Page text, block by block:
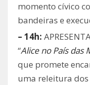
momento cívico
bandeiras e
– 14h:
“Alice no País das
que promete
uma releitura dos